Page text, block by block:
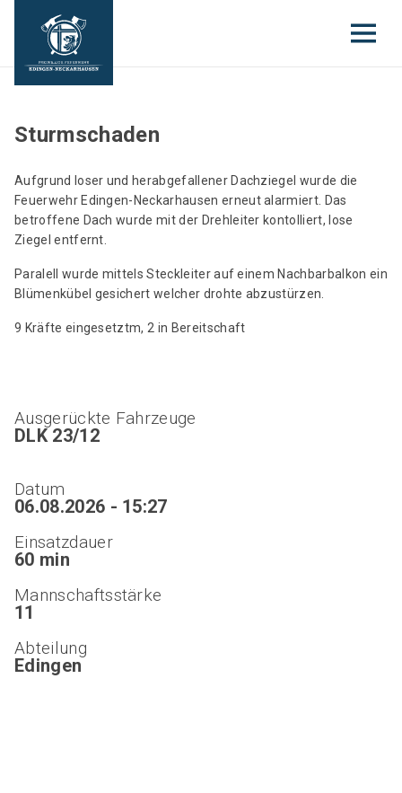
Sturmschaden
Aufgrund loser und herabgefallener Dachziegel wurde die
Feuerwehr Edingen-Neckarhausen erneut alarmiert. Das
betroffene Dach wurde mit der Drehleiter kontolliert, lose
Ziegel entfernt.
Paralell wurde mittels Steckleiter auf einem Nachbarbalkon ein
Blümenkübel gesichert welcher drohte abzustürzen.
9 Kräfte eingesetztm, 2 in Bereitschaft
Ausgerückte Fahrzeuge
DLK 23/12
Datum
06.08.2026 - 15:27
Einsatzdauer
60 min
Mannschaftsstärke
11
Abteilung
Edingen